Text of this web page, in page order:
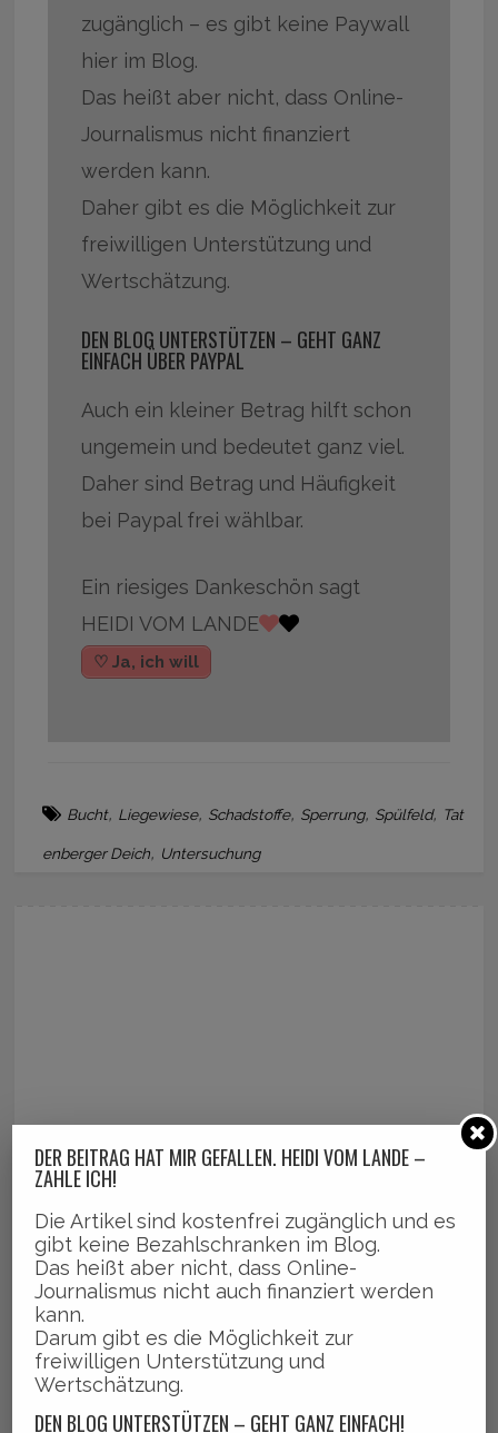
zugänglich – es gibt keine Paywall
hier im Blog.
Das heißt aber nicht, dass Online-
Journalismus nicht finanziert
werden kann.
Daher gibt es die Möglichkeit zur
freiwilligen Unterstützung und
Wertschätzung.
DEN BLOG UNTERSTÜTZEN – GEHT GANZ
EINFACH ÜBER PAYPAL
Auch ein kleiner Betrag hilft schon
ungemein und bedeutet ganz viel.
Daher sind Betrag und Häufigkeit
bei Paypal frei wählbar.
Ein riesiges Dankeschön sagt
HEIDI VOM LANDE
♡ Ja, ich will
Bucht, Liegewiese, Schadstoffe, Sperrung, Spülfeld, Tat
enberger Deich, Untersuchung
DER BEITRAG HAT MIR GEFALLEN. HEIDI VOM LANDE –
ZAHLE ICH!
Die Artikel sind kostenfrei zugänglich und es
gibt keine Bezahlschranken im Blog.
Das heißt aber nicht, dass Online-
Journalismus nicht auch finanziert werden
kann.
Darum gibt es die Möglichkeit zur
freiwilligen Unterstützung und
Wertschätzung.
DEN BLOG UNTERSTÜTZEN – GEHT GANZ EINFACH!